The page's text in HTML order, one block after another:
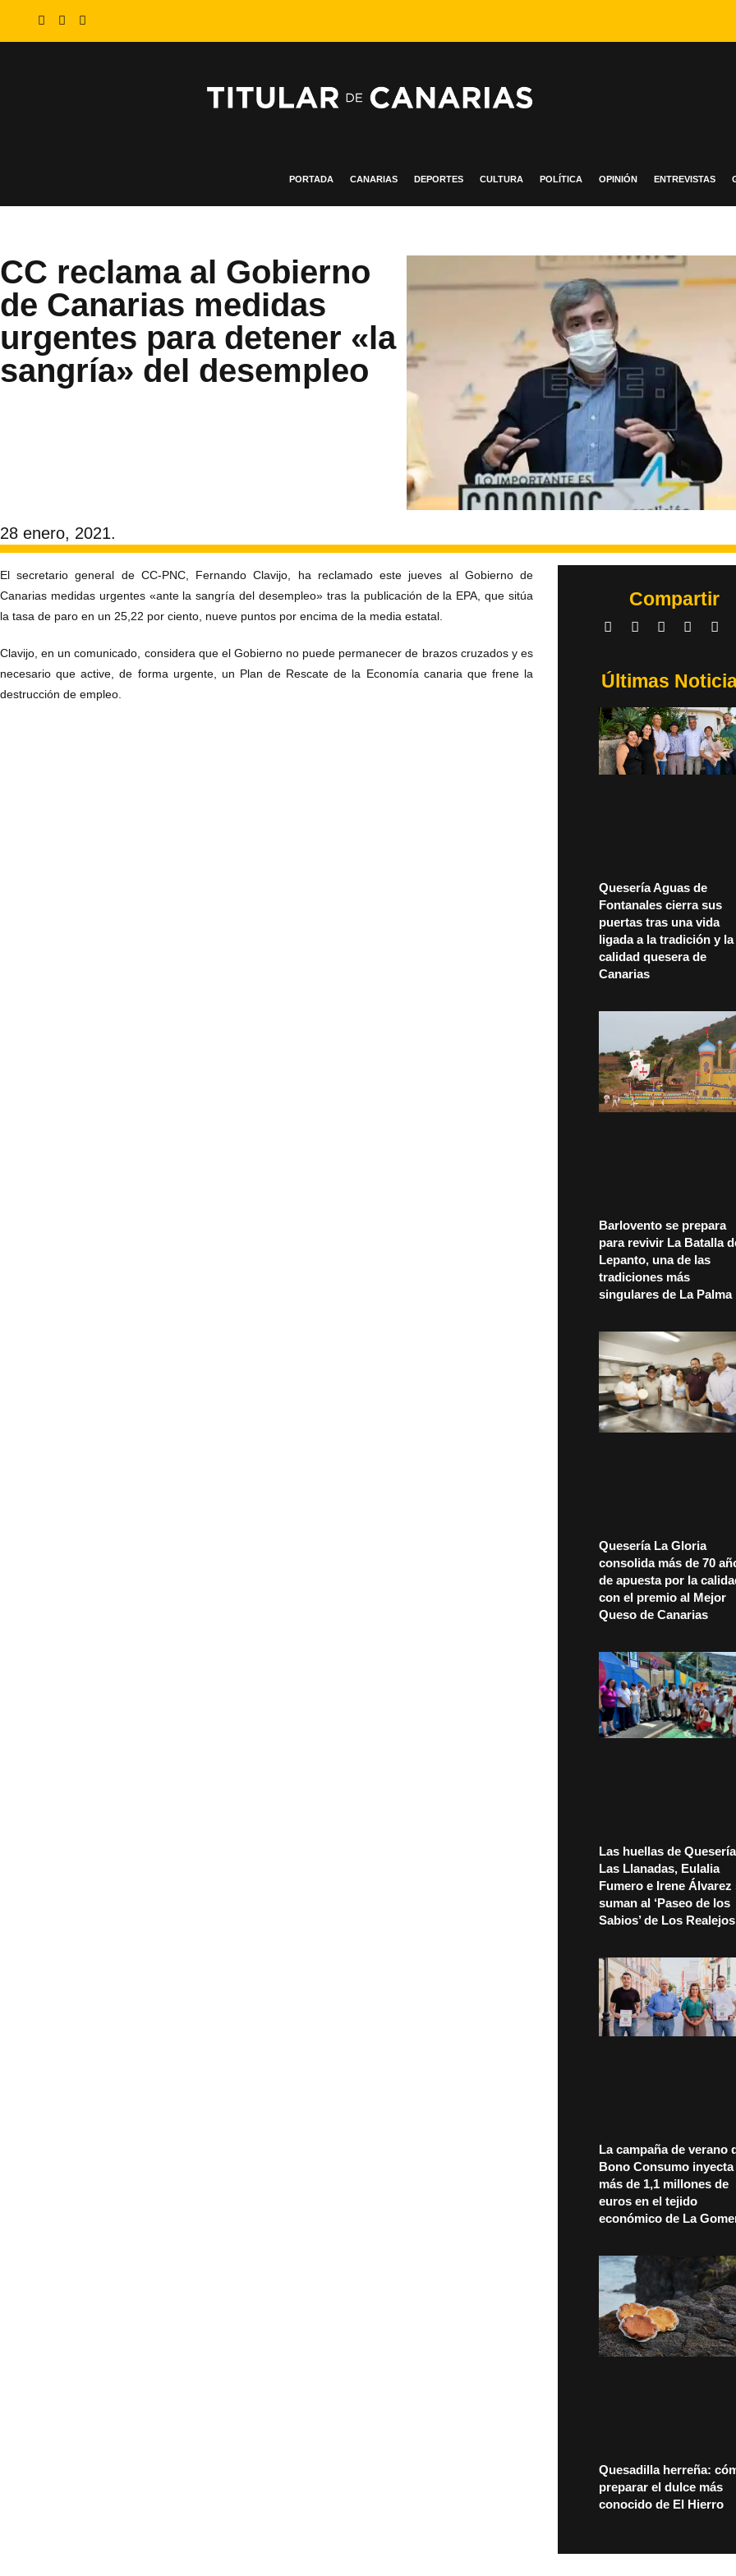
PORTADA CANARIAS DEPORTES CULTURA POLÍTICA OPINIÓN ENTREVISTAS
CC reclama al Gobierno
de Canarias medidas
urgentes para detener «la
sangría» del desempleo
28 enero, 2021.
El secretario general de CC-PNC, Fernando Clavijo, ha reclamado este jueves al Gobierno de
Canarias medidas urgentes «ante la sangría del desempleo» tras la publicación de la EPA, que sitúa
la tasa de paro en un 25,22 por ciento, nueve puntos por encima de la media estatal.
Clavijo, en un comunicado, considera que el Gobierno no puede permanecer de brazos cruzados y es
necesario que active, de forma urgente, un Plan de Rescate de la Economía canaria que frene la
destrucción de empleo.
Compartir
Últimas
Quesería Aguas de
Fontanales cierra sus
puertas tras una vida
ligada a la tradición y la
calidad quesera de
Canarias
Barlovento se prepara
para revivir La Batalla
Lepanto, una de las
tradiciones más
singulares de La Palma
Quesería La Gloria
consolida más de 70
de apuesta por la
con el premio al Mejor
Queso de Canarias
Las huellas de Quesería
Las Llanadas, Eulalia
Fumero e Irene Álvarez
suman al ‘Paseo de los
Sabios’ de Los Realejos
La campaña de verano
Bono Consumo inyecta
más de 1,1 millones de
euros en el tejido
económico de La
Quesadilla herreña:
preparar el dulce más
conocido de El Hierro